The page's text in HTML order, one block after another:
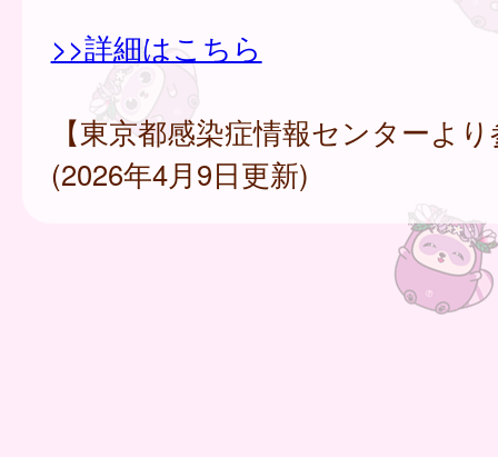
>>詳細はこちら
【東京都感染症情報センターよ
(2026年4月9日更新)